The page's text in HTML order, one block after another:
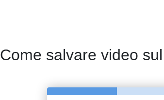
Come salvare video